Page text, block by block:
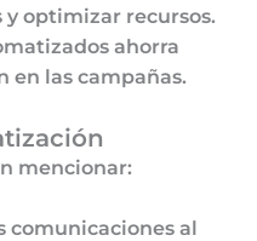
optimizar recursos.
ahorra
en las campañas.
mencionar:
comunicaciones al